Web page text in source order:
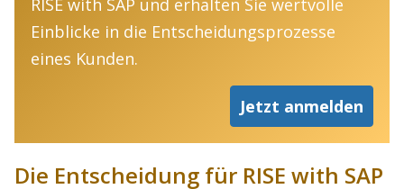
Einblicke in die Entscheidungsprozesse
eines Kunden.
Jetzt anmelden
Die Entscheidung für RISE with SAP